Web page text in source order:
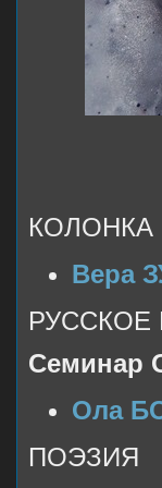
КОЛОНКА
Вера
РУССКОЕ
Семинар
Ола
ПОЭЗИЯ